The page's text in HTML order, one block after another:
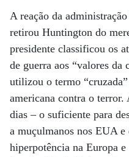
A reação da
retirou Huntington do
presidente classificou os
de guerra aos “valores
utilizou o termo
americana contra o terror.
dias – o suficiente para
a muçulmanos nos EUA e
hiperpotência na Europa